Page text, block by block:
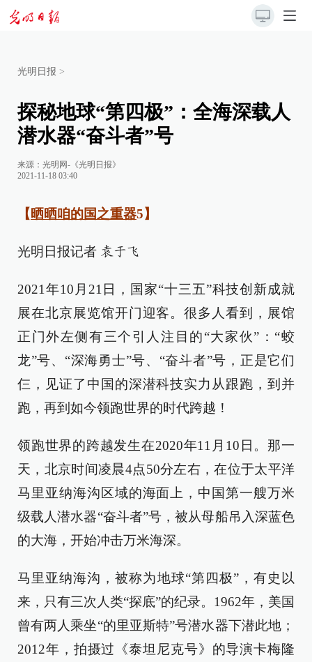
光明日报 >
探秘地球“第四极”：全海深载人
潜水器“奋斗者”号
来源： 光明网-《光明日报》
2021-11-18 03:40
【 晒晒咱的国之重器5】
光明日报记者 袁于飞
2021年10月21日，国家“十三五”科技创新成就
展在北京展览馆开门迎客。很多人看到，展馆
正门外左侧有三个引人注目的“大家伙”：“蛟
龙”号、“深海勇士”号、“奋斗者”号，正是它们
仨，见证了中国的深潜科技实力从跟跑，到并
跑，再到如今领跑世界的时代跨越！
领跑世界的跨越发生在2020年11月10日。那一
天，北京时间凌晨4点50分左右，在位于太平洋
马里亚纳海沟区域的海面上，中国第一艘万米
级载人潜水器“奋斗者”号，被从母船吊入深蓝色
的大海，开始冲击万米海深。
马里亚纳海沟，被称为地球“第四极”，有史以
来，只有三次人类“探底”的纪录。1962年，美国
曾有两人乘坐“的里亚斯特”号潜水器下潜此地；
2012年，拍摄过《泰坦尼克号》的导演卡梅隆